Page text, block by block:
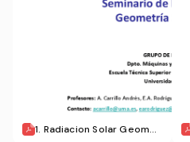
1. Radiacion Solar Geomet